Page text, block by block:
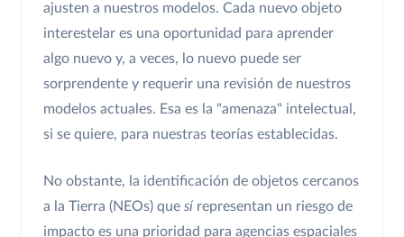
ajusten a nuestros modelos. Cada nuevo objeto
interestelar es una oportunidad para aprender
algo nuevo y, a veces, lo nuevo puede ser
sorprendente y requerir una revisión de nuestros
modelos actuales. Esa es la "amenaza" intelectual,
si se quiere, para nuestras teorías establecidas.
No obstante, la identificación de objetos cercanos
a la Tierra (NEOs) que sí representan un riesgo de
impacto es una prioridad para agencias espaciales